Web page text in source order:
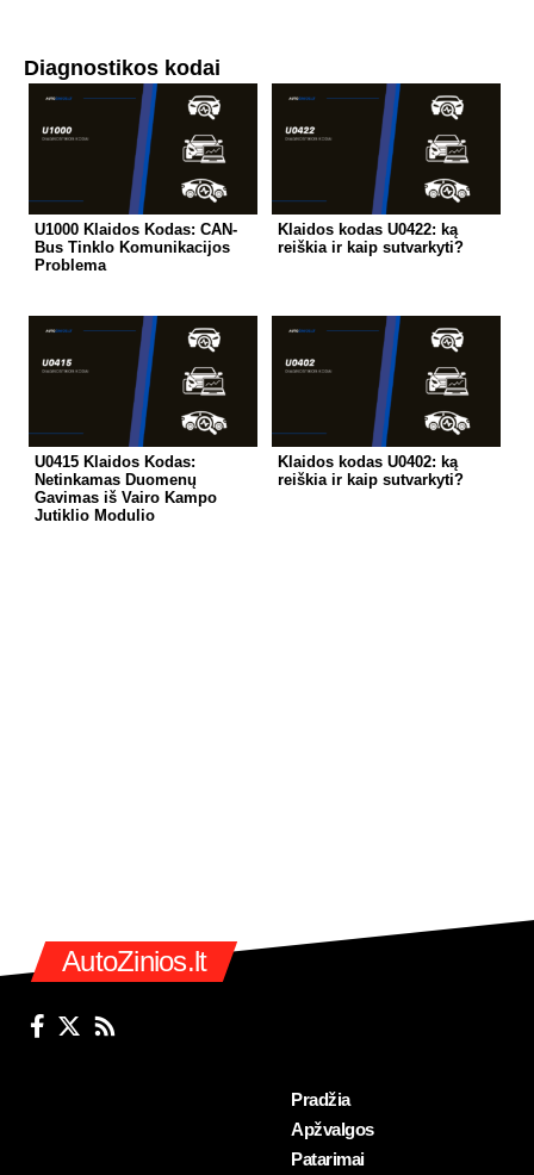
Diagnostikos kodai
U1000 Klaidos Kodas: CAN-
Bus Tinklo Komunikacijos
Problema
Klaidos kodas U0422: ką
reiškia ir kaip sutvarkyti?
U0415 Klaidos Kodas:
Netinkamas Duomenų
Gavimas iš Vairo Kampo
Jutiklio Modulio
Klaidos kodas U0402: ką
reiškia ir kaip sutvarkyti?
AutoZinios.lt
Pradžia
Apžvalgos
Patarimai